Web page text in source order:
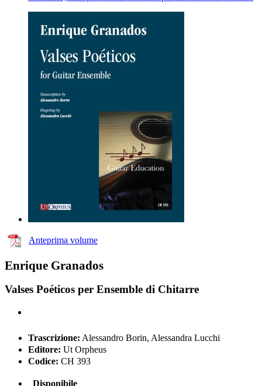
Anteprima volume
Enrique Granados
Valses Poéticos per Ensemble di Chitarre
Trascrizione: Alessandro Borin, Alessandra Lucchi
Editore: Ut Orpheus
Codice: CH 393
Disponibile